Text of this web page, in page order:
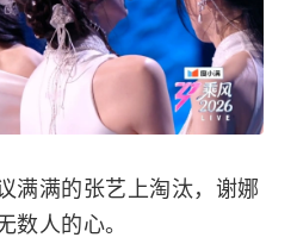
满满的张艺上淘汰，谢娜
数人的心。